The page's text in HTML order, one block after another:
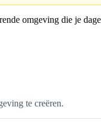
omgeving die je
te creëren.